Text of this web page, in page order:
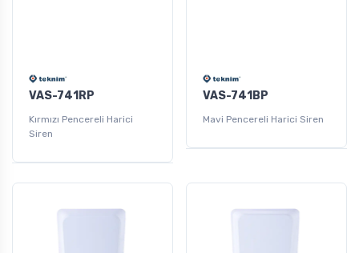
VAS-741RP
Kırmızı Pencereli Harici
Siren
VAS-741BP
Mavi Pencereli Harici Siren